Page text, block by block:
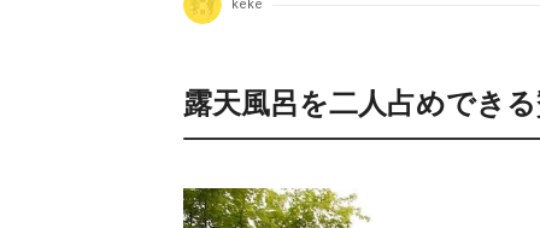
keke
露天風呂を二人占めでき